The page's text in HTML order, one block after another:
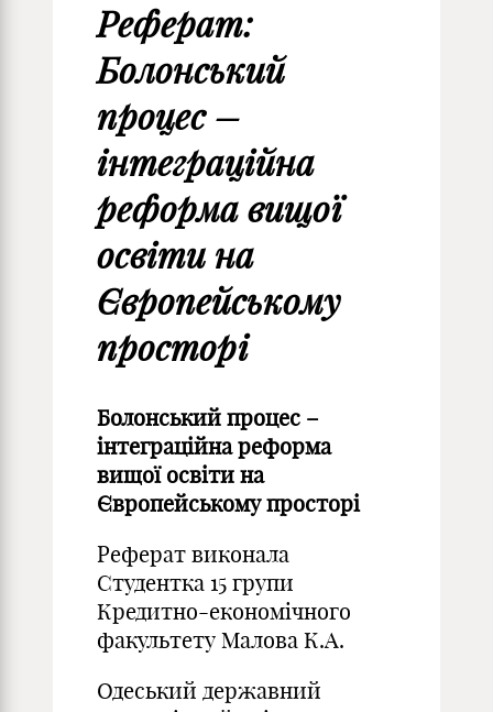
Реферат:
Болонський
процес –
інтеграційна
реформа вищої
освіти на
Європейському
просторі
Болонський процес –
інтеграційна реформа
вищої освіти на
Європейському просторі
Реферат виконала
Студентка 15 групи
Кредитно-економічного
факультету Малова К.А.
Одеський державний